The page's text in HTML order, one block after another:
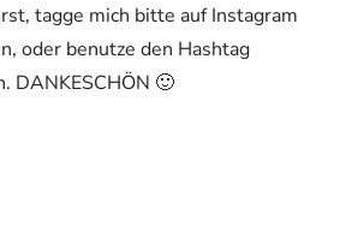
tagge mich bitte auf Instagram
oder benutze den Hashtag
DANKESCHÖN 🙂